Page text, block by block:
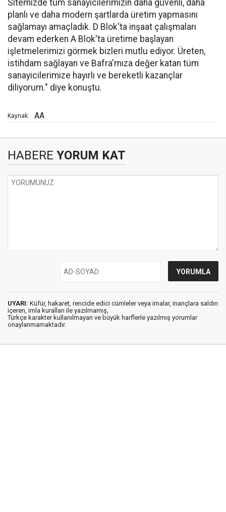
Sitemizde tüm sanayicilerimizin daha güvenli, daha
planlı ve daha modern şartlarda üretim yapmasını
sağlamayı amaçladık. D Blok'ta inşaat çalışmaları
devam ederken A Blok'ta üretime başlayan
işletmelerimizi görmek bizleri mutlu ediyor. Üreten,
istihdam sağlayan ve Bafra'mıza değer katan tüm
sanayicilerimize hayırlı ve bereketli kazançlar
diliyorum." diye konuştu.
Kaynak: AA
HABERE YORUM KAT
UYARI: Küfür, hakaret, rencide edici cümleler veya imalar, inançlara saldırı
içeren, imla kuralları ile yazılmamış,
Türkçe karakter kullanılmayan ve büyük harflerle yazılmış yorumlar
onaylanmamaktadır.